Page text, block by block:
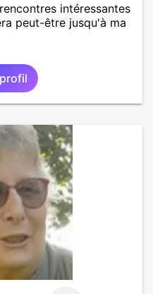
intéressantes
peut-être jusqu'à ma